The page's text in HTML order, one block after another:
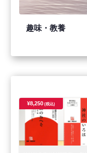
趣味・教養
¥8,250(税込)